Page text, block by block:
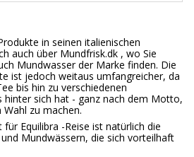
in seinen italienischen
auch über Mundfrisk.dk , wo Sie
Mundwasser der Marke finden. Die
ist jedoch weitaus umfangreicher, da
bis hin zu verschiedenen
hinter sich hat - ganz nach dem Motto,
zu machen.
für Equilibra -Reise ist natürlich die
Mundwässern, die sich vorteilhaft